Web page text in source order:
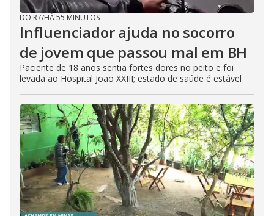
DO R7/HÁ 55 MINUTOS
Influenciador ajuda no socorro
de jovem que passou mal em BH
Paciente de 18 anos sentia fortes dores no peito e foi
levada ao Hospital João XXIII; estado de saúde é estável